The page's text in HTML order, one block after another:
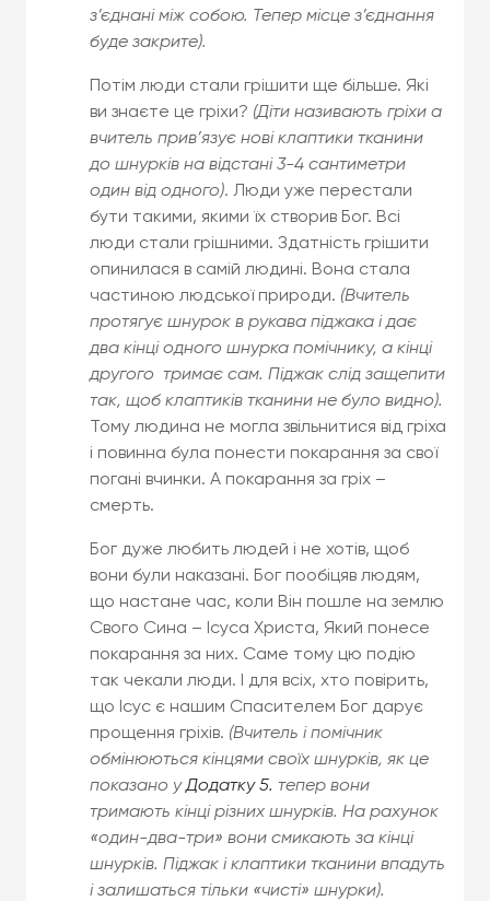
з’єднані між собою. Тепер місце з’єднання
буде закрите).
Потім люди стали грішити ще більше. Які
ви знаєте це гріхи? (Діти називають гріхи а
вчитель прив’язує нові клаптики тканини
до шнурків на відстані 3-4 сантиметри
один від одного). Люди уже перестали
бути такими, якими їх створив Бог. Всі
люди стали грішними. Здатність грішити
опинилася в самій людині. Вона стала
частиною людської природи. (Вчитель
протягує шнурок в рукава піджака і дає
два кінці одного шнурка помічнику, а кінці
другого тримає сам. Піджак слід защепити
так, щоб клаптиків тканини не було видно).
Тому людина не могла звільнитися від гріха
і повинна була понести покарання за свої
погані вчинки. А покарання за гріх –
смерть.
Бог дуже любить людей і не хотів, щоб
вони були наказані. Бог пообіцяв людям,
що настане час, коли Він пошле на землю
Свого Сина – Ісуса Христа, Який понесе
покарання за них. Саме тому цю подію
так чекали люди. І для всіх, хто повірить,
що Ісус є нашим Спасителем Бог дарує
прощення гріхів. (Вчитель і помічник
обмінюються кінцями своїх шнурків, як це
показано уДодатку 5. тепер вони
тримають кінці різних шнурків. На рахунок
«один-два-три» вони смикають за кінці
шнурків. Піджак і клаптики тканини впадуть
і залишаться тільки «чисті» шнурки).